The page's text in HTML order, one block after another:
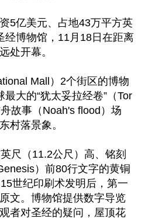
5亿美元、占地43万平方英
经博物馆，11月18日在距离
处开幕。
Mall）2个街区的博物
大的“犹太妥拉经卷”（Tor
故事（Noah's flood）场
村落景象。
尺（11.2公尺）高、铭刻
）前80行文字的黄铜
世纪印刷术发明后，第一
文。博物馆提供数字导览
者对圣经的疑问，屋顶花